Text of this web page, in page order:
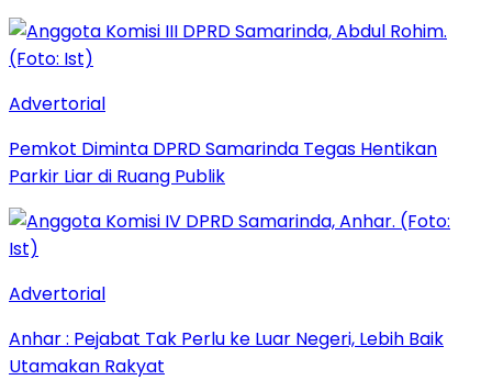
Advertorial
Pemkot Diminta DPRD Samarinda Tegas Hentikan
Parkir Liar di Ruang Publik
Advertorial
Anhar : Pejabat Tak Perlu ke Luar Negeri, Lebih Baik
Utamakan Rakyat